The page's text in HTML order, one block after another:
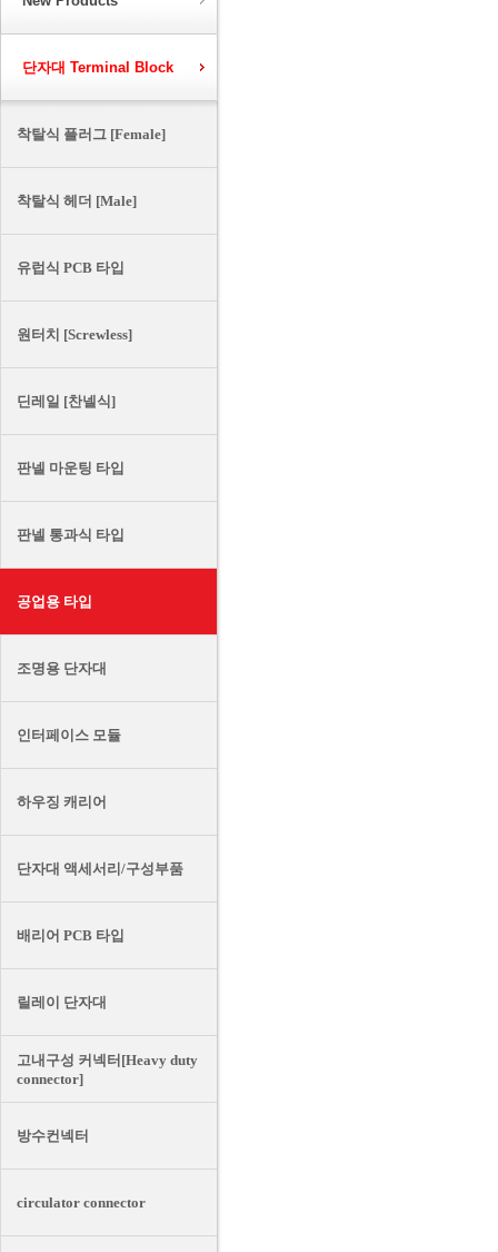
단자대 Terminal Block
착탈식 플러그 [Female]
착탈식 헤더 [Male]
유럽식 PCB 타입
원터치 [Screwless]
딘레일 [찬넬식]
판넬 마운팅 타입
판넬 통과식 타입
공업용 타입
조명용 단자대
인터페이스 모듈
하우징 캐리어
단자대 액세서리/구성부품
배리어 PCB 타입
릴레이 단자대
고내구성 커넥터[Heavy duty
connector]
방수컨넥터
circulator connector